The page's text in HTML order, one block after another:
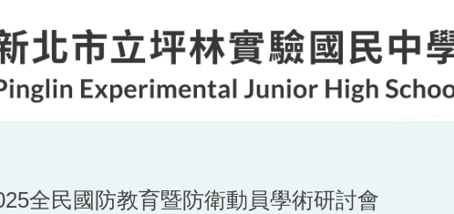
全民國防教育暨防衛動員學術研討會